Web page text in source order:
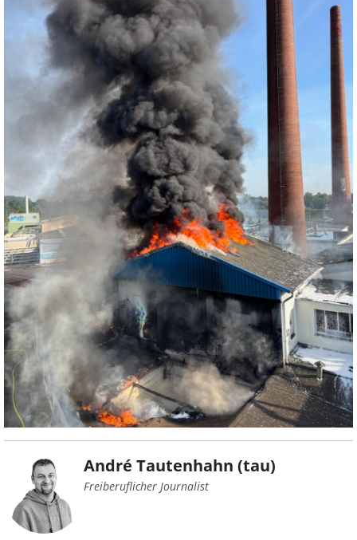
André Tautenhahn (tau)
Freiberuflicher Journalist